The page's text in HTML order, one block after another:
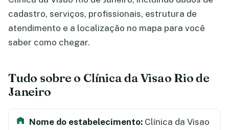
cadastro, serviços, profissionais, estrutura de
atendimento e a localização no mapa para você
saber como chegar.
Tudo sobre o Clínica da Visao Rio de
Janeiro
Nome do estabelecimento: Clínica da Visao